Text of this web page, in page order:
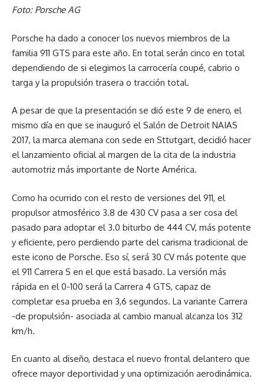
Foto: Porsche AG
Porsche ha dado a conocer los nuevos miembros de la
familia 911 GTS para este año. En total serán cinco en total
dependiendo de si elegimos la carrocería coupé, cabrio o
targa y la propulsión trasera o tracción total.
A pesar de que la presentación se dió este 9 de enero, el
mismo día en que se inauguró el Salón de Detroit NAIAS
2017, la marca alemana con sede en Sttutgart, decidió hacer
el lanzamiento oficial al margen de la cita de la industria
automotriz más importante de Norte América.
Como ha ocurrido con el resto de versiones del 911, el
propulsor atmosférico 3.8 de 430 CV pasa a ser cosa del
pasado para adoptar el 3.0 biturbo de 444 CV, más potente
y eficiente, pero perdiendo parte del carisma tradicional de
este icono de Porsche. Eso sí, será 30 CV más potente que
el 911 Carrera S en el que está basado. La versión más
rápida en el 0-100 será la Carrera 4 GTS, capaz de
completar esa prueba en 3,6 segundos. La variante Carrera
-de propulsión- asociada al cambio manual alcanza los 312
km/h.
En cuanto al diseño, destaca el nuevo frontal delantero que
ofrece mayor deportividad y una optimización aerodinámica.